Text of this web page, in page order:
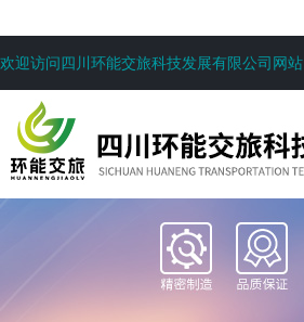
欢迎访问四川环能交旅科技发展有限公司网站